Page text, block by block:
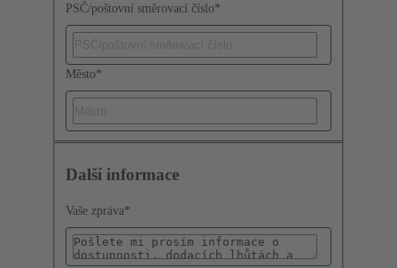
PSČ/poštovní směrovací číslo*
Město*
Další informace
Vaše zpráva*